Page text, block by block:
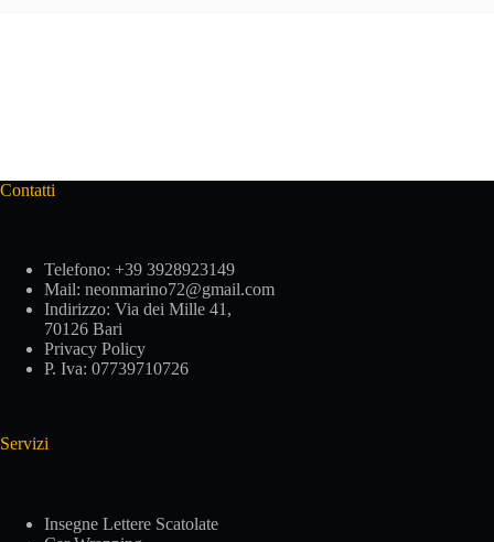
Contatti
Telefono: +39 3928923149
Mail: neonmarino72@gmail.com
Indirizzo: Via dei Mille 41,
70126 Bari
Privacy Policy
P. Iva: 07739710726
Servizi
Insegne Lettere Scatolate